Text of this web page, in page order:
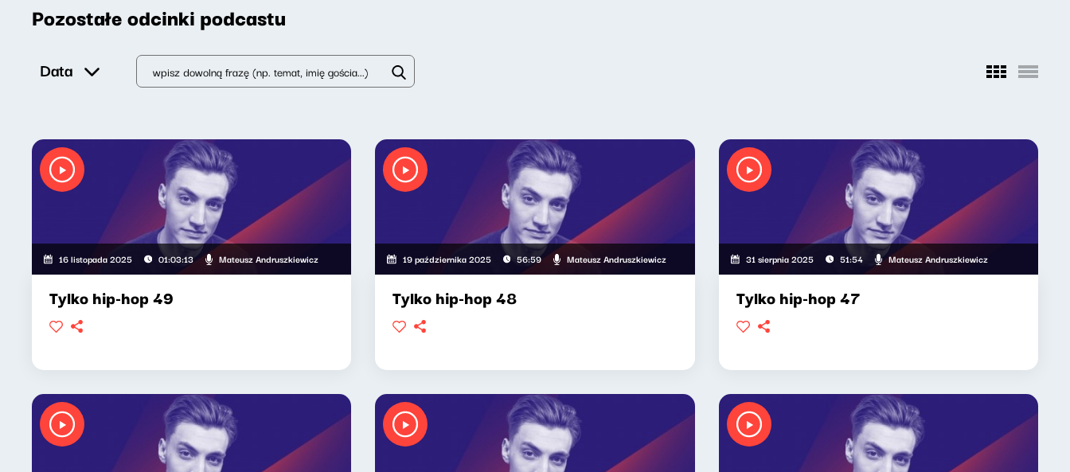
Pozostałe odcinki podcastu
Data
16 listopada 2025 01:03:13 Mateusz Andruszkiewicz
Tylko hip-hop 49
19 października 2025 56:59 Mateusz Andruszkiewicz
Tylko hip-hop 48
31 sierpnia 2025 51:54 Mateusz Andruszkiewicz
Tylko hip-hop 47